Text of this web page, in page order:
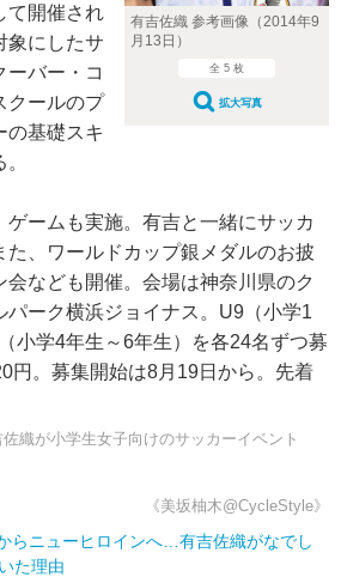
有吉佐織 参考画像（2014年9
月13日）
全 5 枚
拡大写真
て開催され
象にしたサ
ーバー・コ
クールのプ
の基礎スキ
ゲームも実施。有吉と一緒にサッカ
た、ワールドカップ銀メダルのお披
会なども開催。会場は神奈川県のク
パーク横浜ジョイナス。U9（小学1
小学4年生～6年生）を各24名ずつ募
円。募集開始は8月19日から。先着
佐織が小学生女子向けのサッカーイベント
《美坂柚木@CycleStyle》
らニューヒロインへ…有吉佐織がなでし
た理由